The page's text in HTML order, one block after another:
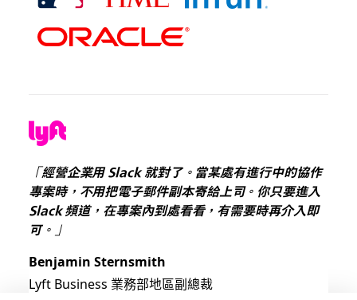
「經營企業用 Slack 就對了。當某處有進行中的協作
專案時，不用把電子郵件副本寄給上司。你只要進入
Slack 頻道，在專案內到處看看，有需要時再介入即
可。」
Benjamin Sternsmith
Lyft Business 業務部地區副總裁